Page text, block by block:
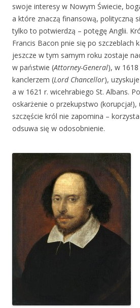
swoje interesy w Nowym Świecie,
a które znaczą finansową, polityczną
tylko to potwierdzą – potęgę Anglii.
Francis Bacon pnie się po szczeblach
jeszcze w tym samym roku zostaje
w państwie (Attorney-General), w
kanclerzem (Lord Chancellor),
a w 1621 r. wicehrabiego St. Albans.
oskarżenie o przekupstwo (korupcja!),
szczęście król nie zapomina –
odsuwa się w odosobnienie.